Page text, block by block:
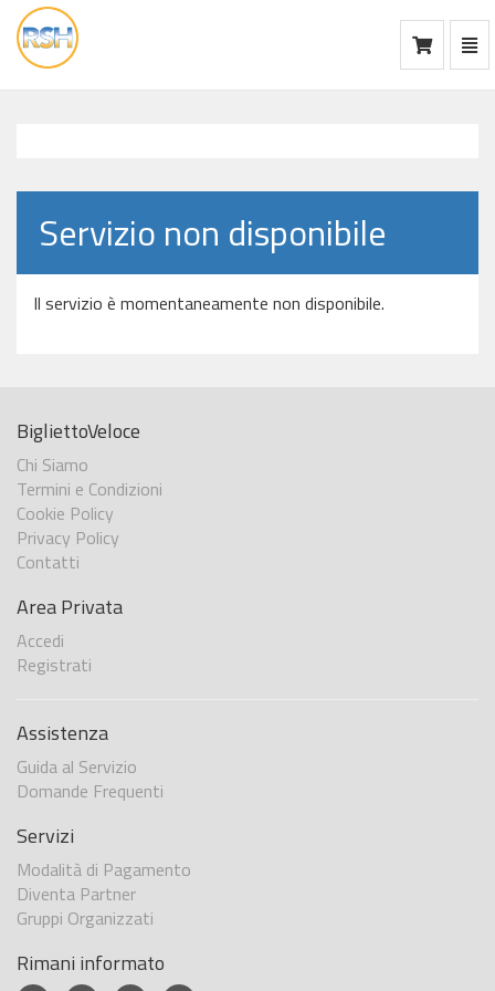
vai
alla
Servizio non disponibile
Il servizio è momentaneamente non disponibile.
BigliettoVeloce
Chi Siamo
Termini e Condizioni
Cookie Policy
Privacy Policy
Contatti
Area Privata
Accedi
Registrati
Assistenza
Guida al Servizio
Domande Frequenti
Servizi
Modalità di Pagamento
Diventa Partner
Gruppi Organizzati
Rimani informato